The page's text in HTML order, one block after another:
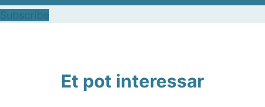
Et pot interessar